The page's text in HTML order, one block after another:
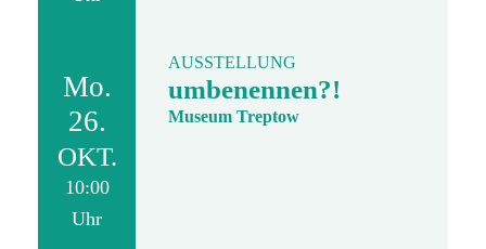
Mo.
26.
OKT.
10:00
Uhr
AUSSTELLUNG
umbenennen?!
Museum Treptow